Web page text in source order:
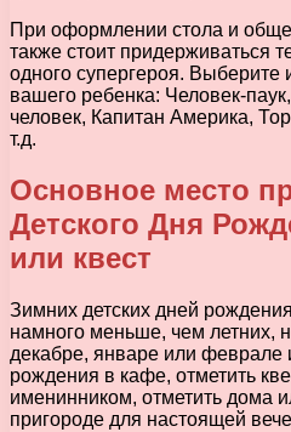
При оформлении стола и
также стоит придерживаться
одного супергероя. Выберите
вашего ребенка: Человек-
человек, Капитан Америка,
т.д.
Основное место
Детского Дня
или квест
Зимних детских дней
намного меньше, чем летних,
декабре, январе или феврале
рождения в кафе, отметить
именинником, отметить дома
пригороде для настоящей